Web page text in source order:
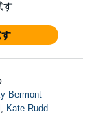
す
Bermont
, Kate Rudd